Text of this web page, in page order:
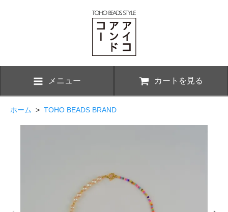
メニュー カートを見る
ホーム > TOHO BEADS BRAND